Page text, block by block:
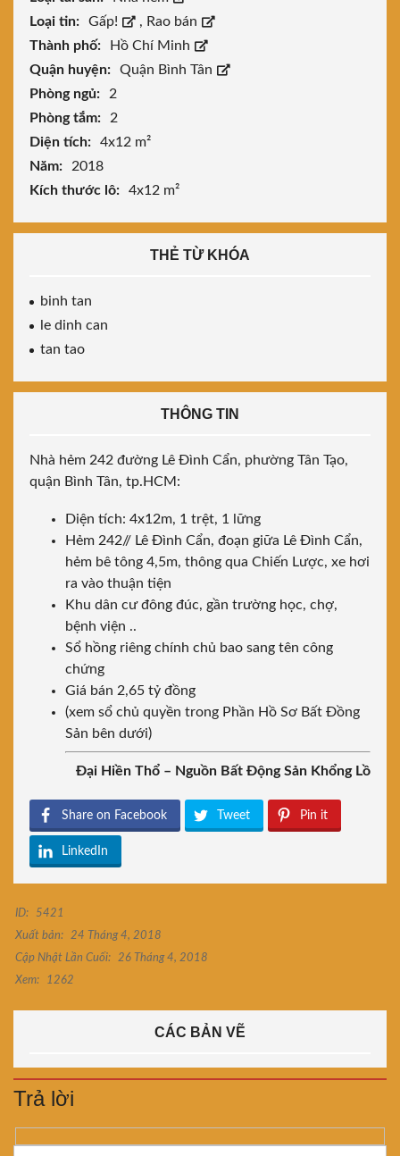
Loại tin:
Gấp! , Rao bán
Thành phố:
Hồ Chí Minh
Quận huyện:
Quận Bình Tân
Phòng ngủ:
2
Phòng tắm:
2
Diện tích:
4x12 m²
Năm:
2018
Kích thước lô:
4x12 m²
THẺ TỪ KHÓA
binh tan
le dinh can
tan tao
THÔNG TIN
Nhà hẻm 242 đường Lê Đình Cẩn, phường Tân Tạo,
quận Bình Tân, tp.HCM:
Diện tích: 4x12m, 1 trệt, 1 lững
Hẻm 242// Lê Đình Cẩn, đoạn giữa Lê Đình Cẩn,
hẻm bê tông 4,5m, thông qua Chiến Lược, xe hơi
ra vào thuận tiện
Khu dân cư đông đúc, gần trường học, chợ,
bệnh viện ..
Sổ hồng riêng chính chủ bao sang tên công
chứng
Giá bán 2,65 tỷ đồng
(xem sổ chủ quyền trong Phần Hồ Sơ Bất Đồng
Sản bên dưới)
Đại Hiền Thổ – Nguồn Bất Động Sản Khổng Lồ
Share on Facebook Tweet Pin it
LinkedIn
ID:
5421
Xuất bản:
24 Tháng 4, 2018
Cập Nhật Lần Cuối:
26 Tháng 4, 2018
Xem:
1262
CÁC BẢN VẼ
Trả lời